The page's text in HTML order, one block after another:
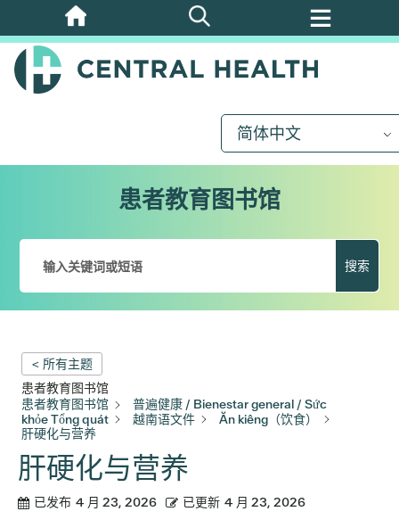
跳
至
主
简体中文
患者教育图书馆
搜索
< 所有主题
患者教育图书馆
患者教育图书馆
普遍健康 / Bienestar general / Sức
khỏe Tổng quát
越南语文件
Ăn kiêng（饮食）
肝硬化与营养
肝硬化与营养
已发布 4 月 23, 2026 已更新 4 月 23, 2026